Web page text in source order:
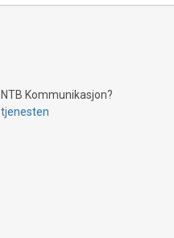
Kommunikasjon?